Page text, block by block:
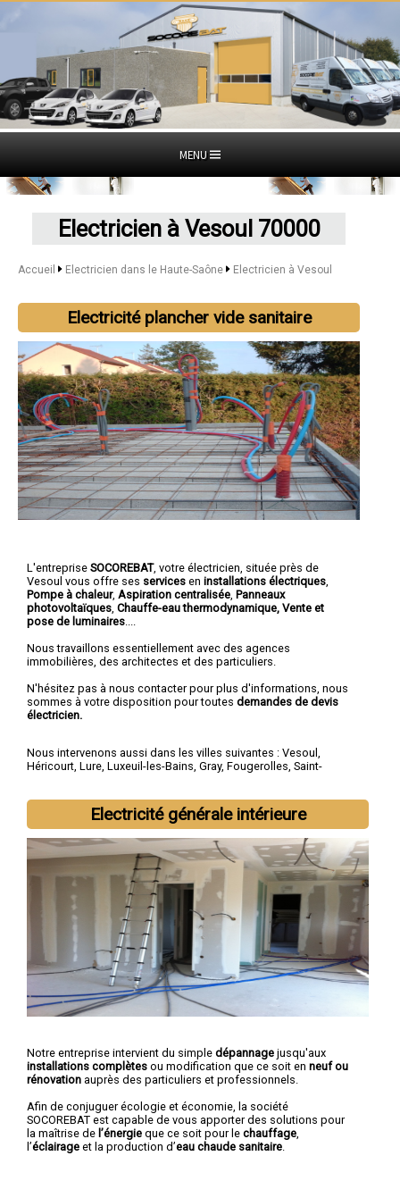
MENU
Electricien à Vesoul 70000
Accueil Electricien dans le Haute-Saône Electricien à Vesoul
Electricité plancher vide sanitaire
L'entreprise SOCOREBAT, votre électricien , située près de
Vesoul vous offre ses services en installations électriques
Pompe à chaleur, Aspiration centralisée Panneaux
photovoltaïques Chauffe-eau thermodynamique, Vente et
pose de luminaires
Nous travaillons essentiellement avec des agences
immobilières, des architectes et des particuliers.
N'hésitez pas à nous contacter pour plus d'informations, nous
sommes à votre disposition pour toutes demandes de devis
électricien.
Nous intervenons aussi dans les villes suivantes : Vesoul ,
Héricourt, Lure, Luxeuil-les-Bains, Gray, Fougerolles, Saint-
Electricité générale intérieure
Notre entreprise intervient du simple dépannage jusqu'aux
installations complètes ou modification que ce soit en neuf ou
rénovation auprès des particuliers et professionnels.
Afin de conjuguer écologie et économie, la société
SOCOREBAT est capable de vous apporter des solutions pour
la maîtrise de l’énergie que ce soit pour le chauffage
l’éclairage et la production d’eau chaude sanitaire